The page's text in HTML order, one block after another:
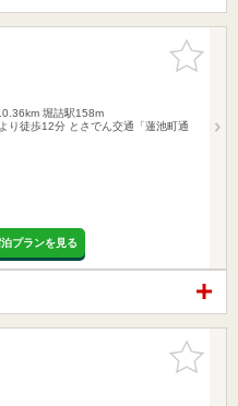
お気に入
りに追加
堀詰駅158m
り徒歩12分 とさでん交通「蓮池町通
プランを見る
お気に入
りに追加